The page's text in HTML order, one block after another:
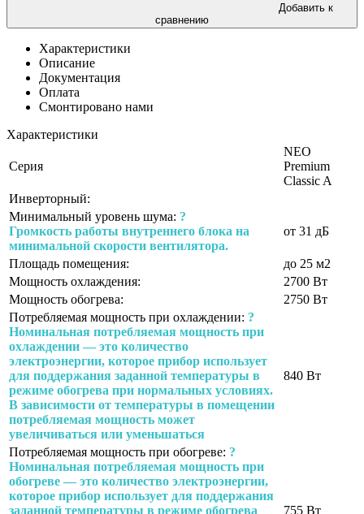
Добавить к
сравнению
Характеристики
Описание
Документация
Оплата
Смонтировано нами
Характеристики
Серия
NEO
Premium
Classic A
Инверторный:
Минимальный уровень шума: ?
Громкость работы внутреннего блока на
минимальной скорости вентилятора.
от 31 дБ
Площадь помещения:
до 25 м2
Мощность охлаждения:
2700 Вт
Мощность обогрева:
2750 Вт
Потребляемая мощность при охлаждении: ?
Номинальная потребляемая мощность при
охлаждении — это количество
электроэнергии, которое прибор использует
для поддержания заданной температуры в
режиме обогрева при нормальных условиях.
В зависимости от температуры в помещении
потребляемая мощность может
увеличиваться или уменьшаться
840 Вт
Потребляемая мощность при обогреве: ?
Номинальная потребляемая мощность при
обогреве — это количество электроэнергии,
которое прибор использует для поддержания
заданной температуры в режиме обогрева
755 Вт